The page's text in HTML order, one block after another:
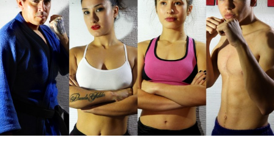
Suscribirme gratis
Dirección de correo electrónico*
Nombre